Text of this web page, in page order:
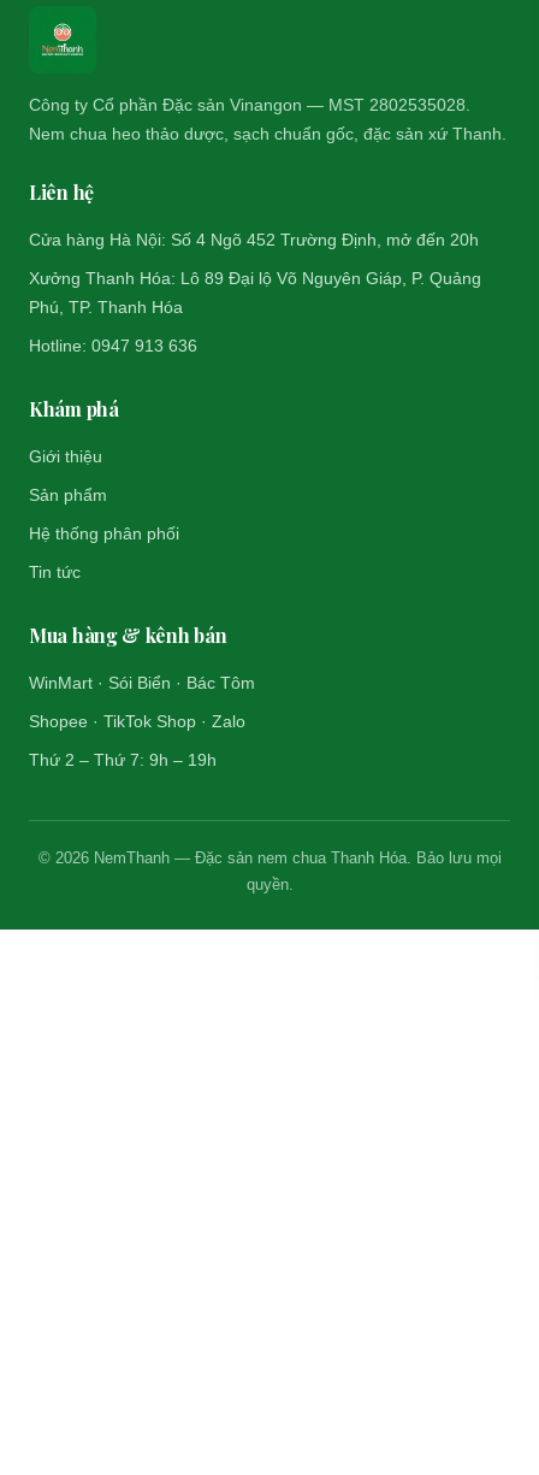
Công ty Cổ phần Đặc sản Vinangon — MST 2802535028.
Nem chua heo thảo dược, sạch chuẩn gốc, đặc sản xứ Thanh.
Liên hệ
Cửa hàng Hà Nội: Số 4 Ngõ 452 Trường Định, mở đến 20h
Xưởng Thanh Hóa: Lô 89 Đại lộ Võ Nguyên Giáp, P. Quảng
Phú, TP. Thanh Hóa
Hotline: 0947 913 636
Khám phá
Giới thiệu
Sản phẩm
Hệ thống phân phối
Tin tức
Mua hàng & kênh bán
WinMart · Sói Biển · Bác Tôm
Shopee · TikTok Shop · Zalo
Thứ 2 – Thứ 7: 9h – 19h
© 2026 NemThanh — Đặc sản nem chua Thanh Hóa. Bảo lưu mọi
quyền.